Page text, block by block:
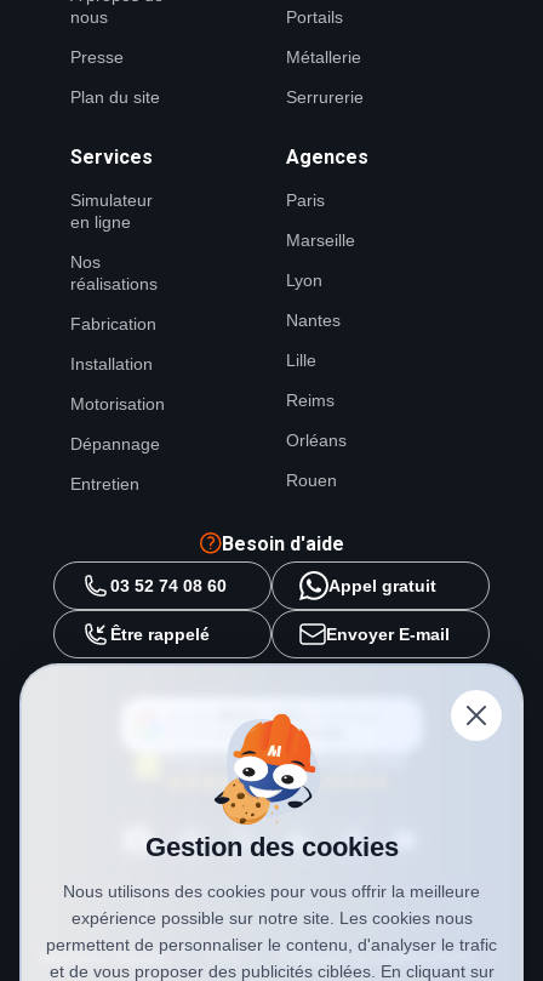
nous
Presse
Plan du site
Portails
Métallerie
Serrurerie
Services
Simulateur
en ligne
Nos
réalisations
Fabrication
Installation
Motorisation
Dépannage
Entretien
Agences
Paris
Marseille
Lyon
Nantes
Lille
Reims
Orléans
Rouen
Besoin d'aide
03 52 74 08 60 Appel gratuit
Être rappelé Envoyer E-mail
METAL 2000
source préférée surGoogle
Mentions légales CGV Politique de confidentialité
Gestion des cookies
Nous utilisons des cookies pour vous offrir la meilleure
expérience possible sur notre site. Les cookies nous
permettent de personnaliser le contenu, d'analyser le trafic
et de vous proposer des publicités ciblées. En cliquant sur